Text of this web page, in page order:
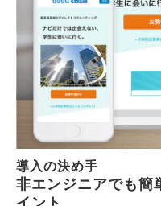
導入の決め手
非エンジニアでも簡